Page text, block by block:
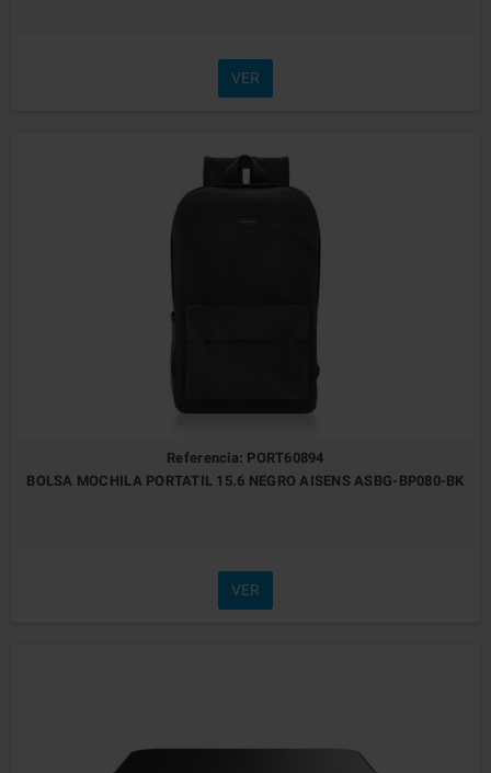
VER
Referencia: PORT60894
BOLSA MOCHILA PORTATIL 15.6 NEGRO AISENS ASBG-BP080-BK
VER